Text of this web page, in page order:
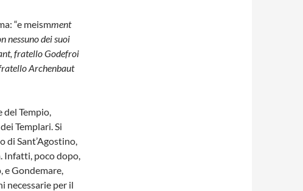
“e meismment
nessuno dei suoi
fratello Godefroi
Archenbaut
del Tempio,
Templari. Si
di Sant’Agostino,
Infatti, poco dopo,
e Gondemare,
necessarie per il